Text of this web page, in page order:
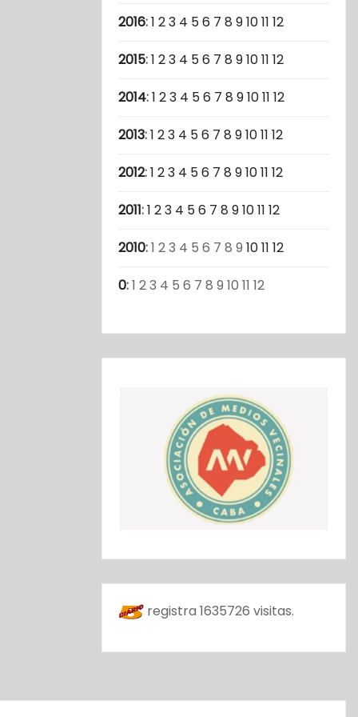
2016:1 23 4 56 7 8 91011 12
2015:1 23 4 56 7 8 91011 12
2014:1 23 4 56 7 8 91011 12
2013:1 23 4 56 7 8 91011 12
2012:1 23 4 56 7 8 91011 12
2011:1 23 4 56 7 8 91011 12
2010:1 23 4 5 6 7 8 9 1011 12
0:1 23 4 5 6 7 8 9 10 11 12
registra 1635726 visitas.